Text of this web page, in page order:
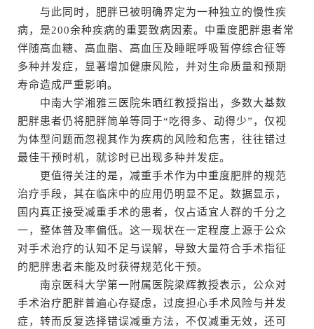
与此同时，肥胖已被明确界定为一种独立的慢性疾
病，是200余种疾病的重要致病因素。中重度肥胖患者常
伴随高血糖、高血脂、高血压及睡眠呼吸暂停综合征等
多种并发症，显著增加健康风险，并对生命质量和预期
寿命造成严重影响。
中南大学湘雅三医院朱晒红教授指出，多数大基数
肥胖患者仍将肥胖简单等同于“吃得多、动得少”，仅视
为体型问题而忽视其作为疾病的风险和危害，往往错过
最佳干预时机，就诊时已出现多种并发症。
更值得关注的是，减重手术作为中重度肥胖的规范
治疗手段，其在临床中的应用仍明显不足。数据显示，
国内真正接受减重手术的患者，仅占适宜人群的千分之
一，整体普及率偏低。这一现状在一定程度上源于公众
对手术治疗的认知不足与误解，导致大量符合手术指征
的肥胖患者未能及时获得规范化干预。
南京医科大学第一附属医院梁辉教授表示，公众对
手术治疗肥胖普遍心存疑虑，过度担心手术风险与并发
症，转而反复选择错误减重方法，不仅减重无效，还可